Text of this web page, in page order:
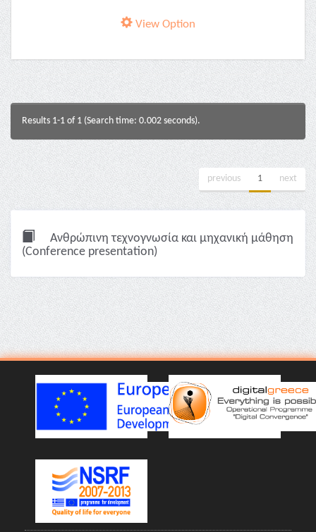
View Option
Results 1-1 of 1 (Search time: 0.002 seconds).
previous 1 next
Ανθρώπινη τεχνογνωσία και μηχανική μάθηση
(Conference presentation)